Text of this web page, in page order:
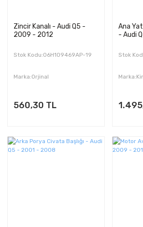
Zincir Kanalı - Audi Q5 -
2009 - 2012
Stok Kodu:06H109469AP-19
Marka:Orjinal
560,30 TL
Ana
- Audi
Stok